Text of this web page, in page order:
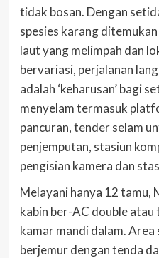
tidak bosan. Dengan
spesies karang
laut yang melimpah dan
bervariasi, perjalanan
adalah ‘keharusan’ bagi
menyelam termasuk
pancuran, tender selam
penjemputan, stasiun
pengisian kamera dan
Melayani hanya 12 tamu,
kabin ber-AC double atau
kamar mandi dalam.
berjemur dengan tenda